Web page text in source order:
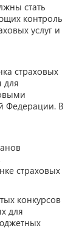
стать
контроль
услуг и
страховых
для
Федерации. В
страховых
конкурсов
для